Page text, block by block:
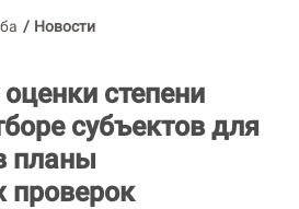
/ Новости
степени
субъектов для
планы